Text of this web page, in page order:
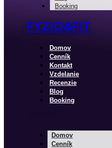
Booking
FYZIO&FIT
Domov
Cenník
Kontakt
Vzdelanie
Recenzie
Blog
Booking
Domov
Cenník